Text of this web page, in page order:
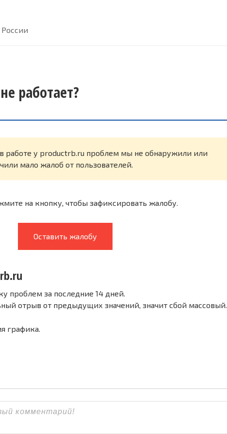
работает?
в работе у productrb.ru проблем мы не обнаружили или
мало жалоб от пользователей.
на кнопку, чтобы зафиксировать жалобу.
Оставить жалобу
проблем за последние 14 дней.
отрыв от предыдущих значений, значит сбой массовый.
графика.